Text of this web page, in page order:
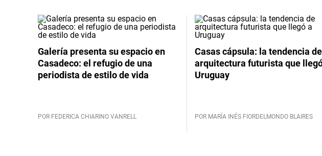
Galería presenta su espacio en
Casadeco: el refugio de una
periodista de estilo de vida
POR FEDERICA CHIARINO VANRELL
Casas cápsula: la tendencia de
arquitectura futurista que
Uruguay
POR MARÍA INÉS FIORDELMONDO BLAIRES